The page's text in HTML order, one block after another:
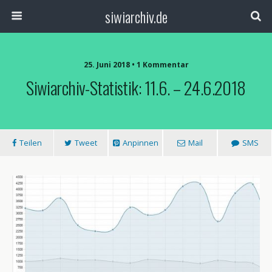
siwiarchiv.de
25. Juni 2018 • 1 Kommentar
Siwiarchiv-Statistik: 11.6. – 24.6.2018
Teilen Tweet Anpinnen Mail SMS